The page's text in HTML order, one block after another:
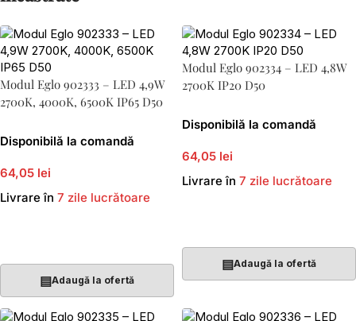
Modul Eglo 902333 – LED 4,9W
2700K, 4000K, 6500K IP65 D50
Disponibilă la comandă
64,05 lei
Livrare în 7 zile lucrătoare
▤Adaugă la ofertă
Modul Eglo 902334 – LED 4,8W
2700K IP20 D50
Disponibilă la comandă
64,05 lei
Livrare în 7 zile lucrătoare
▤Adaugă la ofertă